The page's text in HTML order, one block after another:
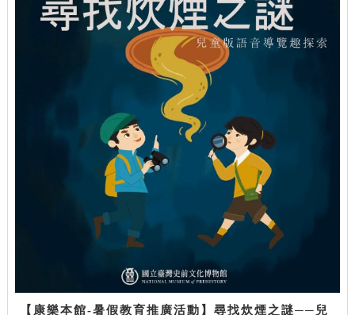
【康樂本館-暑假教育推廣活動】尋找炊煙之謎──兒